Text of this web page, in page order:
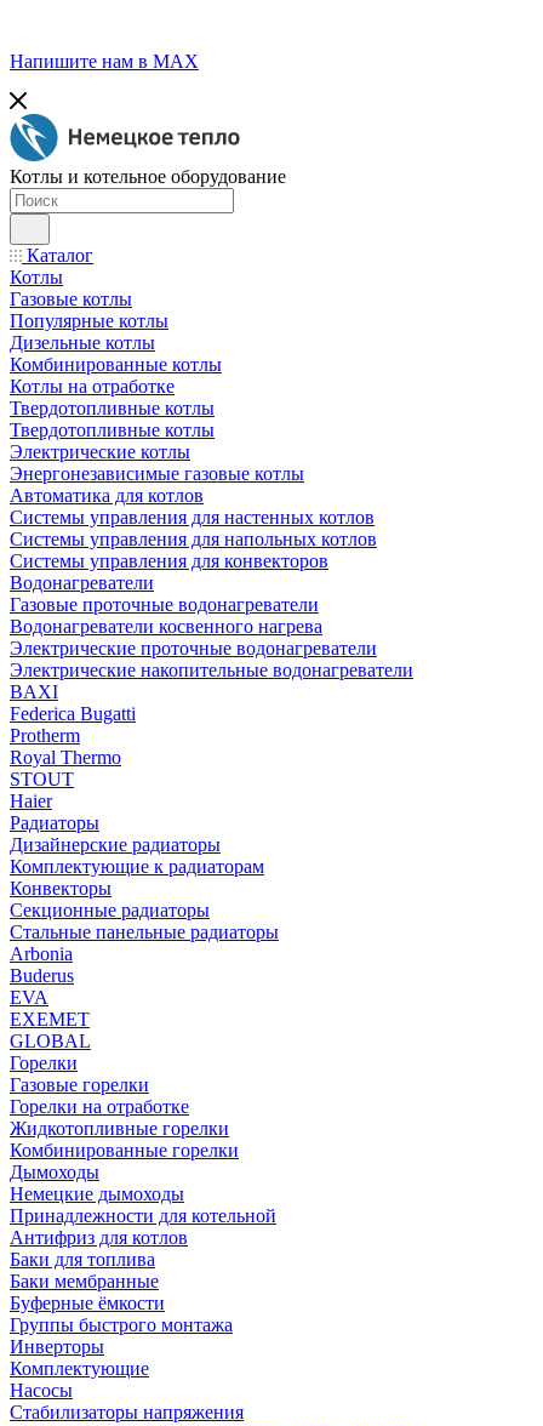
Напишите нам в МАХ
Котлы и котельное оборудование
Каталог
Котлы
Газовые котлы
Популярные котлы
Дизельные котлы
Комбинированные котлы
Котлы на отработке
Твердотопливные котлы
Твердотопливные котлы
Электрические котлы
Энергонезависимые газовые котлы
Автоматика для котлов
Системы управления для настенных котлов
Системы управления для напольных котлов
Системы управления для конвекторов
Водонагреватели
Газовые проточные водонагреватели
Водонагреватели косвенного нагрева
Электрические проточные водонагреватели
Электрические накопительные водонагреватели
BAXI
Federica Bugatti
Protherm
Royal Thermo
STOUT
Haier
Радиаторы
Дизайнерские радиаторы
Комплектующие к радиаторам
Конвекторы
Секционные радиаторы
Стальные панельные радиаторы
Arbonia
Buderus
EVA
EXEMET
GLOBAL
Горелки
Газовые горелки
Горелки на отработке
Жидкотопливные горелки
Комбинированные горелки
Дымоходы
Немецкие дымоходы
Принадлежности для котельной
Антифриз для котлов
Баки для топлива
Баки мембранные
Буферные ёмкости
Группы быстрого монтажа
Инверторы
Комплектующие
Насосы
Стабилизаторы напряжения